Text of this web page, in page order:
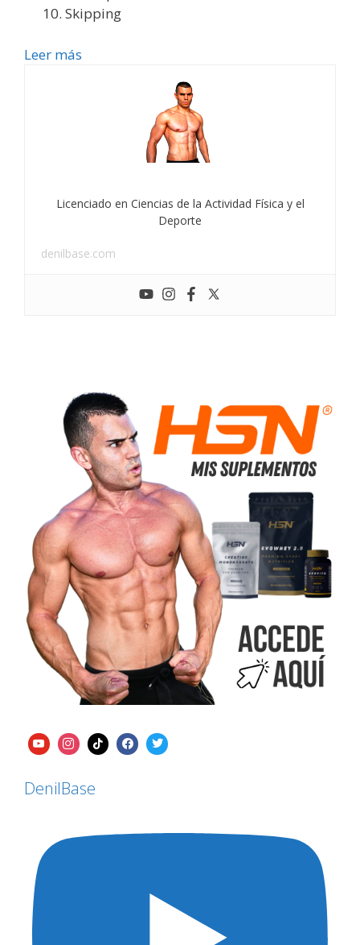
Skipping
Leer más
Licenciado en Ciencias de la Actividad Física y el
Deporte
denilbase.com
DenilBase